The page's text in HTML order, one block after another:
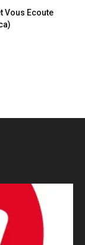
Vous Ecoute